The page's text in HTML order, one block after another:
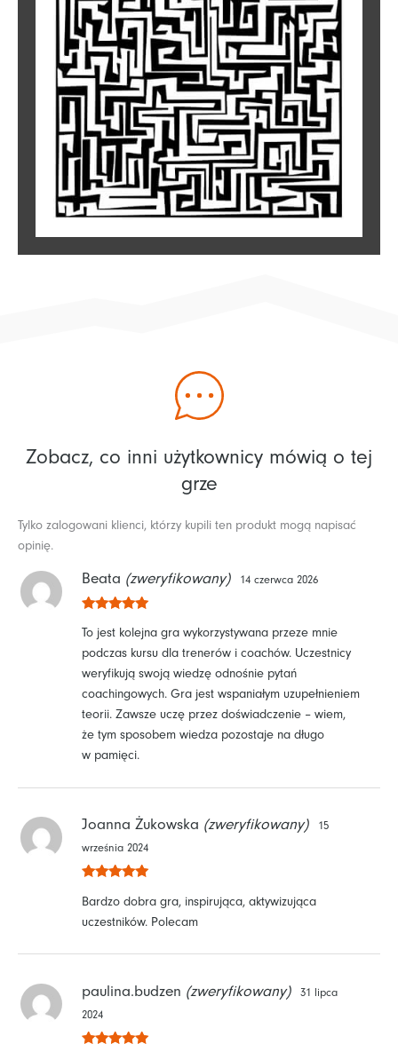
Zobacz, co inni użytkownicy mówią o tej
grze
na 5
Beata (zweryfikowany) 14 czerwca 2026
To jest kolejna gra wykorzystywana przeze mnie
podczas kursu dla trenerów i coachów. Uczestnicy
weryfikują swoją wiedzę odnośnie pytań
coachingowych. Gra jest wspaniałym uzupełnieniem
teorii. Zawsze uczę przez doświadczenie – wiem,
że tym sposobem wiedza pozostaje na długo
w pamięci.
na 5
Joanna Żukowska (zweryfikowany)
15
września 2024
Bardzo dobra gra, inspirująca, aktywizująca
uczestników. Polecam
paulina.budzen (zweryfikowany)
31 lipca
2024
Tylko zalogowani klienci, którzy kupili ten produkt mogą napisać
opinię.